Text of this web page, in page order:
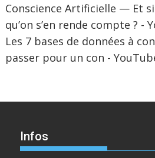
Conscience Artificielle — Et
qu’on s’en rende compte ? -
Les 7 bases de données à
passer pour un con -
Infos